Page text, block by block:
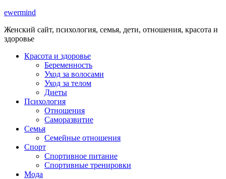
ewermind
Женский сайт, психология, семья, дети, отношения, красота и
здоровье
Красота и здоровье
Беременность
Уход за волосами
Уход за телом
Диеты
Психология
Отношения
Саморазвитие
Семья
Семейные отношения
Спорт
Спортивное питание
Спортивные тренировки
Мода